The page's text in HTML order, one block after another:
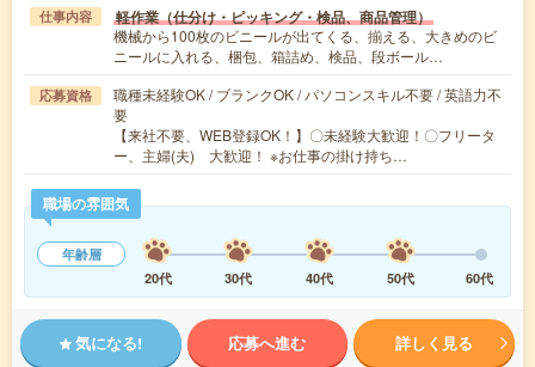
仕事内容 軽作業（仕分け・ピッキング・検品、商品管理）
機械から100枚のビニールが出てくる、揃える、大きめのビ
ニールに入れる、梱包、箱詰め、検品、段ボール…
応募資格
職種未経験OK / ブランクOK / パソコンスキル不要 / 英語力不
要
【来社不要、WEB登録OK！】〇未経験大歓迎！〇フリータ
ー、主婦(夫) 大歓迎！ ※お仕事の掛け持ち…
職場の雰囲気
年齢層
20代
30代 40代 50代 60代
気になる! 応募へ進む 詳しく見る